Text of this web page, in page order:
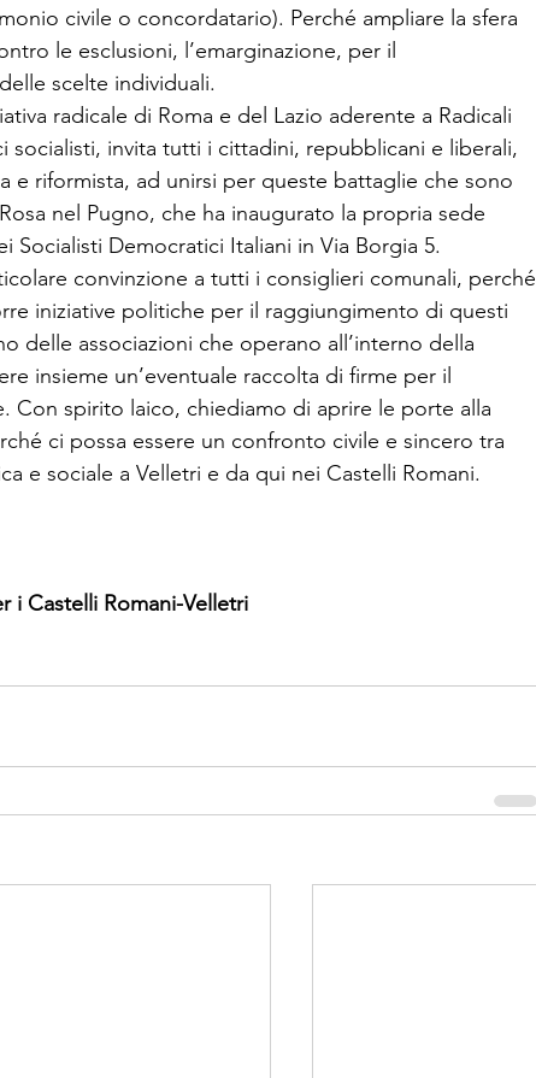
civile o concordatario). Perché ampliare la sfera
le esclusioni, l’emarginazione, per il
scelte individuali.
radicale di Roma e del Lazio aderente a Radicali
socialisti, invita tutti i cittadini, repubblicani e liberali,
e riformista, ad unirsi per queste battaglie che sono
nel Pugno, che ha inaugurato la propria sede
Socialisti Democratici Italiani in Via Borgia 5.
convinzione a tutti i consiglieri comunali, perché
iniziative politiche per il raggiungimento di questi
delle associazioni che operano all’interno della
insieme un’eventuale raccolta di firme per il
Con spirito laico, chiediamo di aprire le porte alla
ci possa essere un confronto civile e sincero tra
e sociale a Velletri e da qui nei Castelli Romani.
i Castelli Romani-Velletri